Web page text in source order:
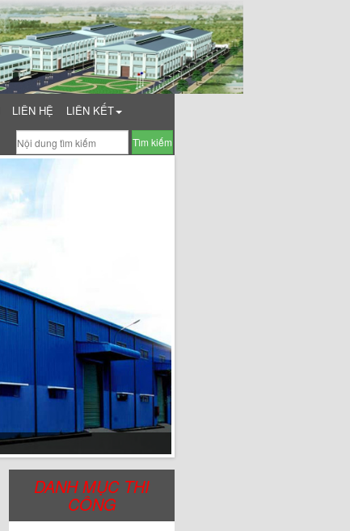
LIÊN HỆ LIÊN KẾT
Tìm kiếm
DANH MỤC THI
CÔNG